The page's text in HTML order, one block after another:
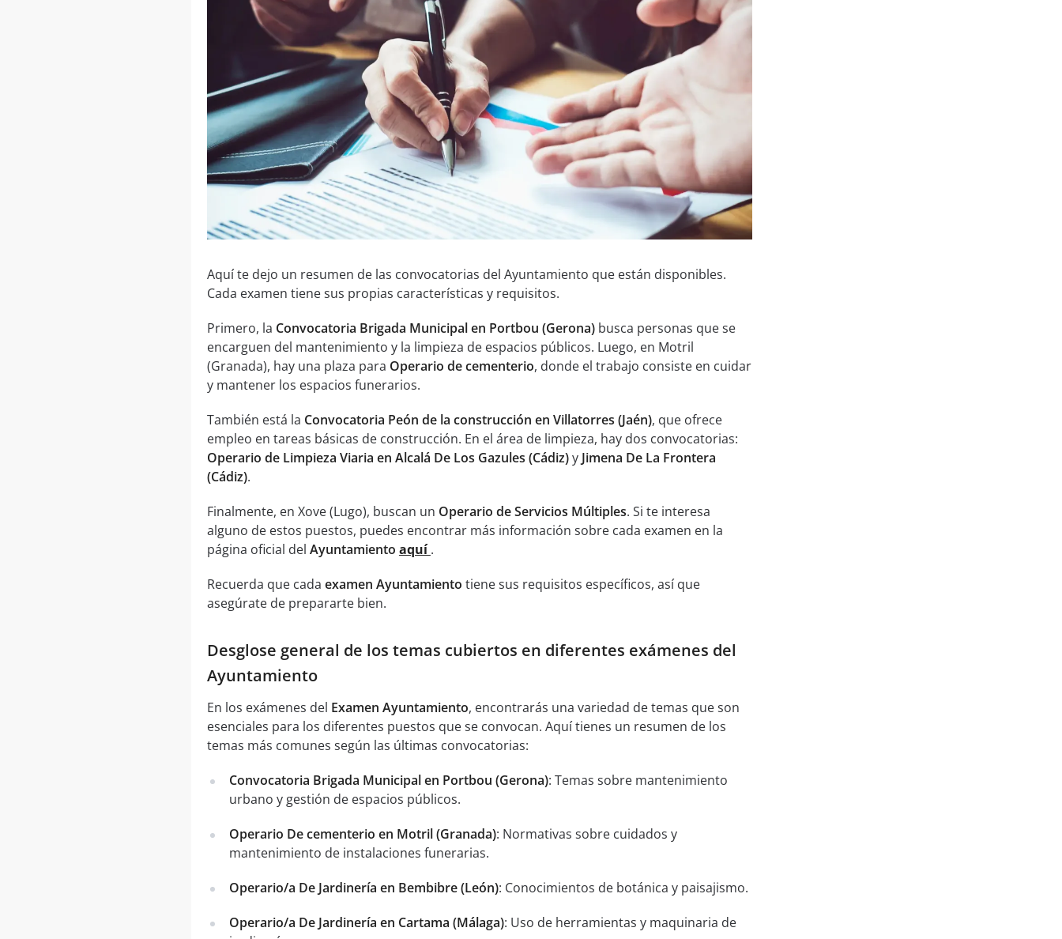
Aquí te dejo un resumen de las convocatorias del Ayuntamiento que están disponibles.
Cada examen tiene sus propias características y requisitos.
Primero, la Convocatoria Brigada Municipal en Portbou (Gerona)busca personas que se
encarguen del mantenimiento y la limpieza de espacios públicos. Luego, en Motril
(Granada), hay una plaza para Operario de cementerio, donde el trabajo consiste en cuidar
y mantener los espacios funerarios.
También está la Convocatoria Peón de la construcción en Villatorres (Jaén), que ofrece
empleo en tareas básicas de construcción. En el área de limpieza, hay dos convocatorias:
Operario de Limpieza Viaria en Alcalá De Los Gazules (Cádiz)y Jimena De La Frontera
(Cádiz).
Finalmente, en Xove (Lugo), buscan un Operario de Servicios Múltiples. Si te interesa
alguno de estos puestos, puedes encontrar más información sobre cada examen en la
página oficial del Ayuntamiento aquí.
Recuerda que cada examen Ayuntamiento tiene sus requisitos específicos, así que
asegúrate de prepararte bien.
Desglose general de los temas cubiertos en diferentes exámenes del
Ayuntamiento
En los exámenes del Examen Ayuntamiento, encontrarás una variedad de temas que son
esenciales para los diferentes puestos que se convocan. Aquí tienes un resumen de los
temas más comunes según las últimas convocatorias:
Convocatoria Brigada Municipal en Portbou (Gerona): Temas sobre mantenimiento
urbano y gestión de espacios públicos.
Operario De cementerio en Motril (Granada): Normativas sobre cuidados y
mantenimiento de instalaciones funerarias.
Operario/a De Jardinería en Bembibre (León): Conocimientos de botánica y paisajismo.
Operario/a De Jardinería en Cartama (Málaga): Uso de herramientas y maquinaria de